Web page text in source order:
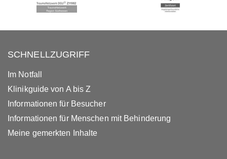
SCHNELLZUGRIFF
Im Notfall
Klinikguide von A bis Z
Informationen für Besucher
Informationen für Menschen mit Behinderung
Meine gemerkten Inhalte